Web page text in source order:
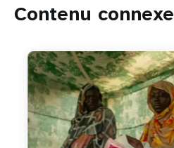
Contenu connexe